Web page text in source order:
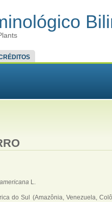
L.
do Sul (Amazônia, Venezuela,